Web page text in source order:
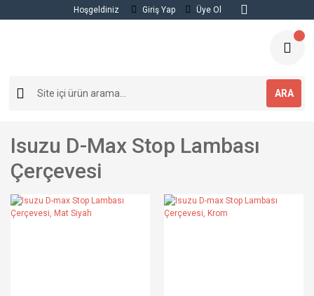
Hoşgeldiniz Giriş Yap Üye Ol
ARA
Isuzu D-Max Stop Lambası
Çerçevesi